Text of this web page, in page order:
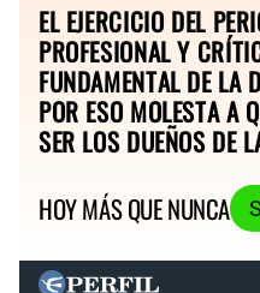
EL EJERCICIO DEL
PROFESIONAL Y
FUNDAMENTAL DE LA
POR ESO MOLESTA A
SER LOS DUEÑOS DE
HOY MÁS QUE NUNCA